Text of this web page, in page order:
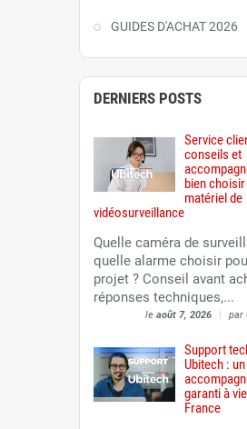
GUIDES D'ACHAT 2026
DERNIERS POSTS
Service
conseils et
bien
matériel de
vidéosurveillance
Quelle caméra de
quelle alarme choisir
projet ? Conseil avant
réponses techniques,...
le août 7, 2026 | par
Support
Ubitech : un
garanti à
France